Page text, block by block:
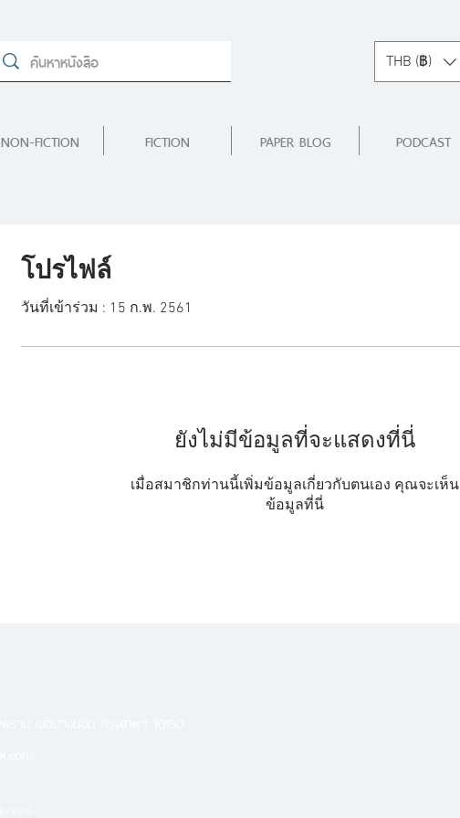
THB (฿)
NON-FICTION FICTION PAPER BLOG PODCAST
โปรไฟล์
วันที่เข้าร่วม : 15 ก.พ. 2561
ยังไม่มีข้อมูลที่จะแสดงที่นี่
เมื่อสมาชิกท่านนี้เพิ่มข้อมูลเกี่ยวกับตนเอง คุณจะเห็น
ข้อมูลที่นี่